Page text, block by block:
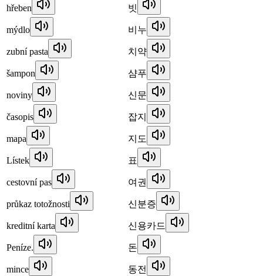
hřeben 빗
mýdlo 비누
zubní pasta 치약
šampon 샴푸
noviny 신문
časopis 잡지
mapa 지도
Lístek 표
cestovní pas 여권
průkaz totožnosti 신분증
kreditní karta 신용카드
Peníze. 돈
mince 동전